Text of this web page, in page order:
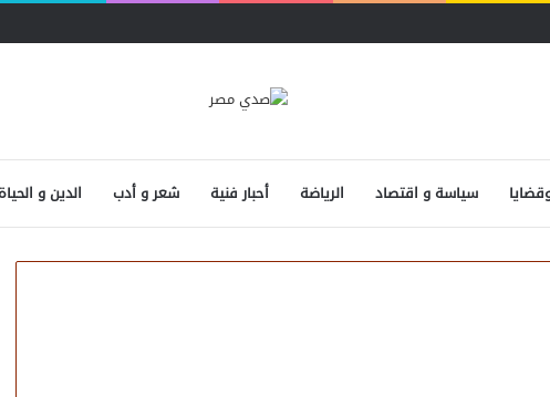
سياسة و اقتصاد الرياضة أحبار فنية شعر و أدب الدين و الحياة